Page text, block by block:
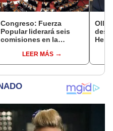
Congreso: Fuerza
Popular liderará seis
comisiones en la
LEER MÁS